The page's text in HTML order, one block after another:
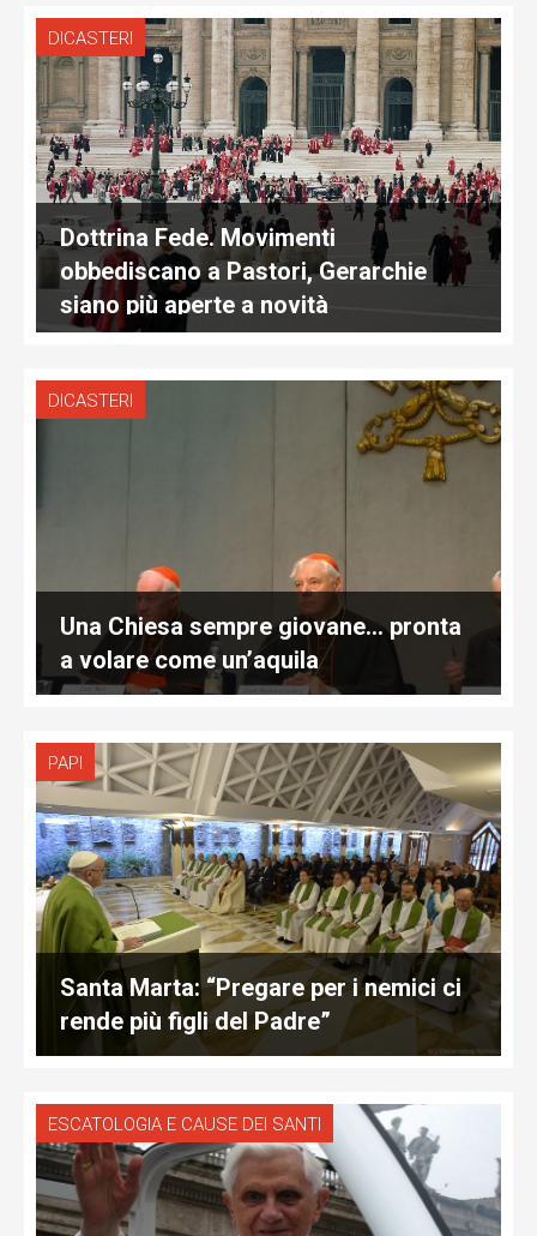
DICASTERI
Dottrina Fede. Movimenti
obbediscano a Pastori, Gerarchie
siano più aperte a novità
DICASTERI
Una Chiesa sempre giovane… pronta
a volare come un’aquila
PAPI
Santa Marta: “Pregare per i nemici ci
rende più figli del Padre”
ESCATOLOGIA E CAUSE DEI SANTI